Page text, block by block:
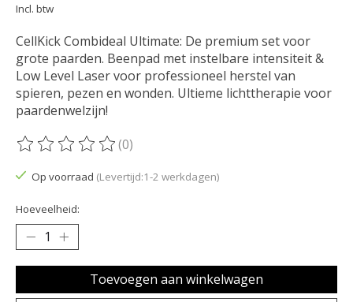
Incl. btw
CellKick Combideal Ultimate: De premium set voor
grote paarden. Beenpad met instelbare intensiteit &
Low Level Laser voor professioneel herstel van
spieren, pezen en wonden. Ultieme lichttherapie voor
paardenwelzijn!
De beoordeling van dit product is
(0)
Op voorraad (Levertijd:1-2 werkdagen)
Hoeveelheid:
Toevoegen aan winkelwagen